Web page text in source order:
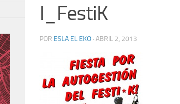
I_FestiK
POR ESLA EL EKO · ABRIL 2, 2013